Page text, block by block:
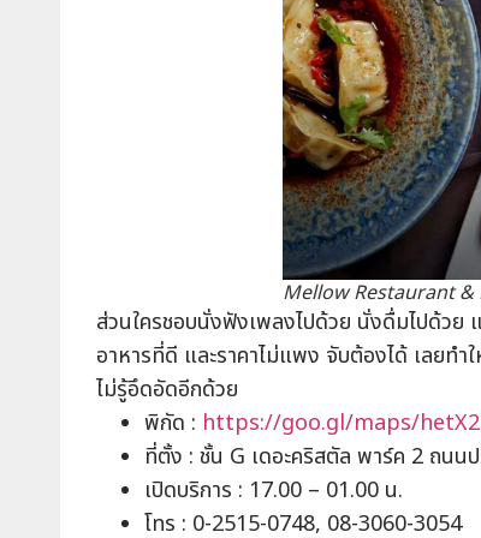
Mellow Restaurant &
ส่วนใครชอบนั่งฟังเพลงไปด้วย นั่งดื่มไปด้ว
อาหารที่ดี และราคาไม่แพง จับต้องได้ เลยท
ไม่รู้อึดอัดอีกด้วย
พิกัด : https://goo.gl/maps/
ที่ตั้ง : ชั้น G เดอะคริสตัล พาร์ค 2 ถน
เปิดบริการ : 17.00 – 01.00 น.
โทร : 0-2515-0748, 08-3060-3054